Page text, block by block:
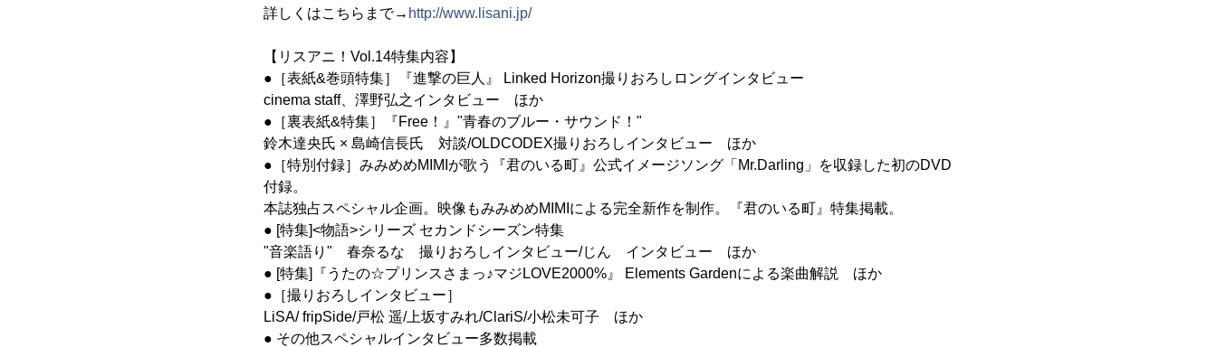
詳しくはこちらまで→ http://www.lisani.jp/
【リスアニ！Vol.14特集内容】
●［表紙&巻頭特集］『進撃の巨人』 Linked Horizon撮りおろしロングインタビュー
cinema staff、澤野弘之インタビュー ほか
●［裏表紙&特集］『Free！』"青春のブルー・サウンド！"
鈴木達央氏 × 島崎信長氏 対談/OLDCODEX撮りおろしインタビュー ほか
●［特別付録］みみめめMIMIが歌う『君のいる町』公式イメージソング「Mr.Darling」を収録した初のDVD
付録。
本誌独占スペシャル企画。映像もみみめめMIMIによる完全新作を制作。『君のいる町』特集掲載。
● [特集]<物語>シリーズ セカンドシーズン特集
"音楽語り" 春奈るな 撮りおろしインタビュー/じん インタビュー ほか
● [特集]『うたの☆プリンスさまっ♪マジLOVE2000%』 Elements Gardenによる楽曲解説 ほか
●［撮りおろしインタビュー］
LiSA/ fripSide/戸松 遥/上坂すみれ/ClariS/小松未可子 ほか
● その他スペシャルインタビュー多数掲載